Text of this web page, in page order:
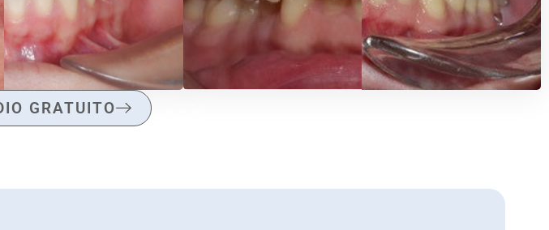
GRATUITO